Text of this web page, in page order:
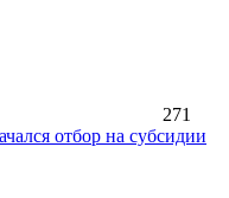
271
отбор на субсидии